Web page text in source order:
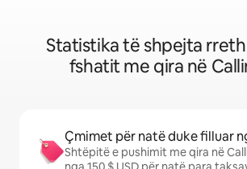
Statistika të shpejta
fshatit me qira në
Çmimet për natë duke filluar
Shtëpitë e pushimit me qira në